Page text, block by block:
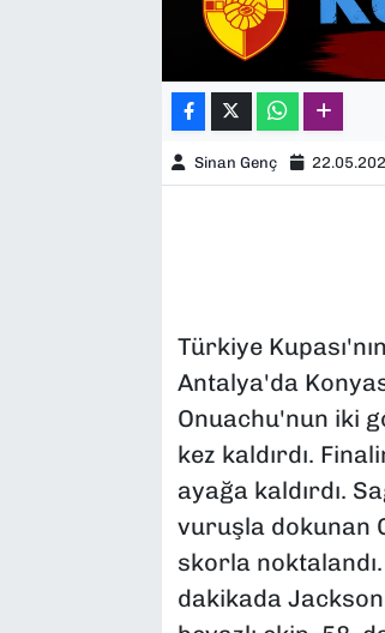
Sinan Genç
Türkiye
Antalya'da
Onuachu'nun iki
kez kaldırdı.
ayağa kaldırdı.
vuruşla dokunan
skorla
dakikada